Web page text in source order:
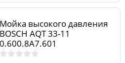
Мойка высокого давления
BOSCH AQT 33-11
0.600.8A7.601